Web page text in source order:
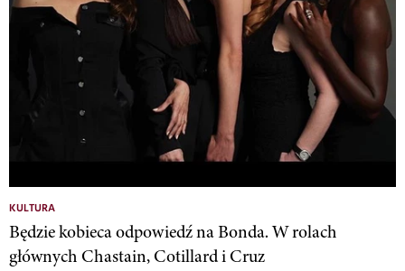
KULTURA
Będzie kobieca odpowiedź na Bonda. W rolach
głównych Chastain, Cotillard i Cruz